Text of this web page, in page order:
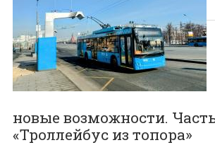
новые возможности.
«Троллейбус из топора»